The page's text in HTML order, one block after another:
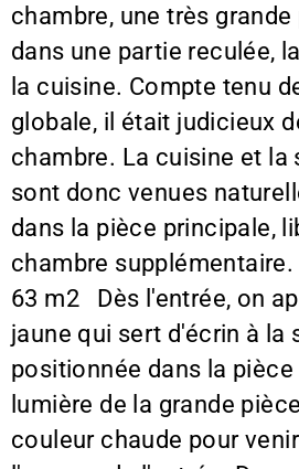
chambre, une très
dans une partie reculée,
la cuisine. Compte tenu
globale, il était judicieux
chambre. La cuisine et la
sont donc venues
dans la pièce principale,
chambre
63 m2 Dès l'entrée, on
jaune qui sert d'écrin à la
positionnée dans la
lumière de la grande
couleur chaude pour